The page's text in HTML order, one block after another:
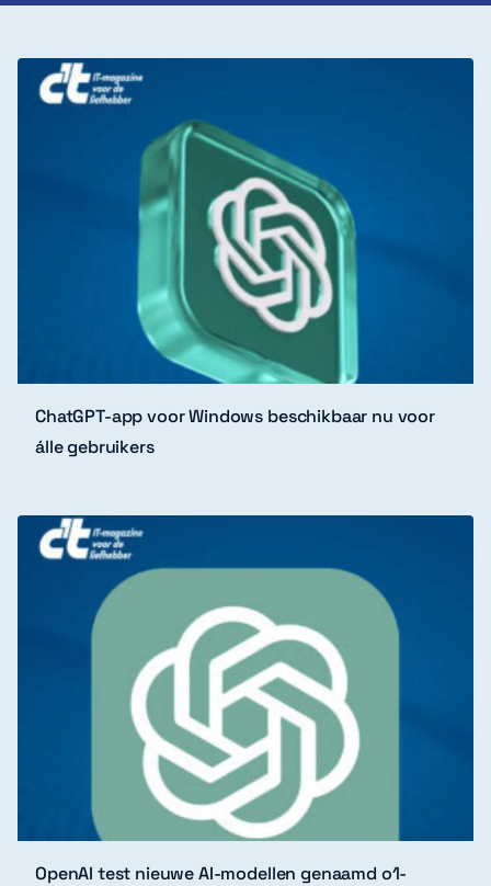
ChatGPT-app voor Windows beschikbaar nu voor
álle gebruikers
OpenAI test nieuwe AI-modellen genaamd o1-